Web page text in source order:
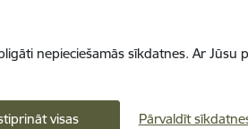
nepieciešamās sīkdatnes. Ar
visas Pārvaldīt